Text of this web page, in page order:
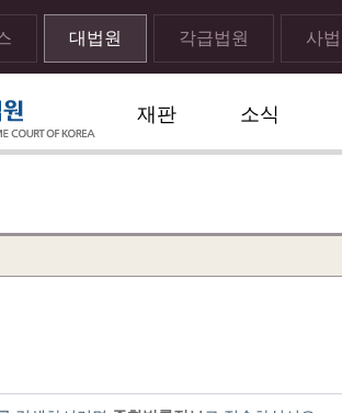
대법원 각급법원 사
재판 소식
메뉴전체보기